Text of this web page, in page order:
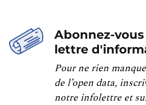
Abonnez-
lettre
Pour ne rien
de l’open data,
notre infolettre et